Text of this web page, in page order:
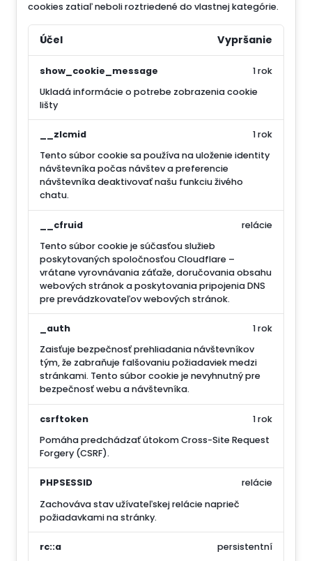
cookies zatiaľ neboli roztriedené do vlastnej kategórie.
Účel Vypršanie
show_cookie_message
Ukladá informácie o potrebe zobrazenia cookie
lišty
1 rok
__zlcmid
Tento súbor cookie sa používa na uloženie identity
návštevníka počas návštev a preferencie
návštevníka deaktivovať našu funkciu živého
chatu.
1 rok
__cfruid
Tento súbor cookie je súčasťou služieb
poskytovaných spoločnosťou Cloudflare –
vrátane vyrovnávania záťaže, doručovania obsahu
webových stránok a poskytovania pripojenia DNS
pre prevádzkovateľov webových stránok.
relácie
_auth
Zaisťuje bezpečnosť prehliadania návštevníkov
tým, že zabraňuje falšovaniu požiadaviek medzi
stránkami. Tento súbor cookie je nevyhnutný pre
bezpečnosť webu a návštevníka.
1 rok
csrftoken
Pomáha predchádzať útokom Cross-Site Request
Forgery (CSRF).
1 rok
PHPSESSID
Zachováva stav užívateľskej relácie naprieč
požiadavkami na stránky.
relácie
rc::a
persistentní